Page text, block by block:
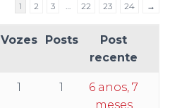
1
2 3 … 22 23 24 →
Vozes Posts
Post
recente
1 1
6 anos, 7
meses